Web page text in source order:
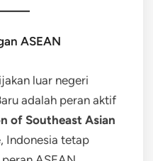
ASEAN
luar negeri
adalah peran aktif
of Southeast Asian
Indonesia tetap